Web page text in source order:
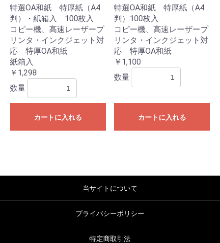
特選OA和紙 特厚紙（A4
判）・紙箱入 100枚入
コピー機、高速レーザープ
リンタ・インクジェット対
応 特厚OA和紙
紙箱入
￥1,298
数量
カートに入れる
特選OA和紙 特厚紙（A4
判）100枚入
コピー機、高速レーザープ
リンタ・インクジェット対
応 特厚OA和紙
￥1,100
数量
カートに入れる
当サイトについて
プライバシーポリシー
特定商取引法